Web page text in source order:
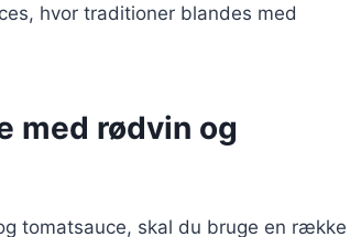
hvor traditioner blandes med
med rødvin og
tomatsauce, skal du bruge en række